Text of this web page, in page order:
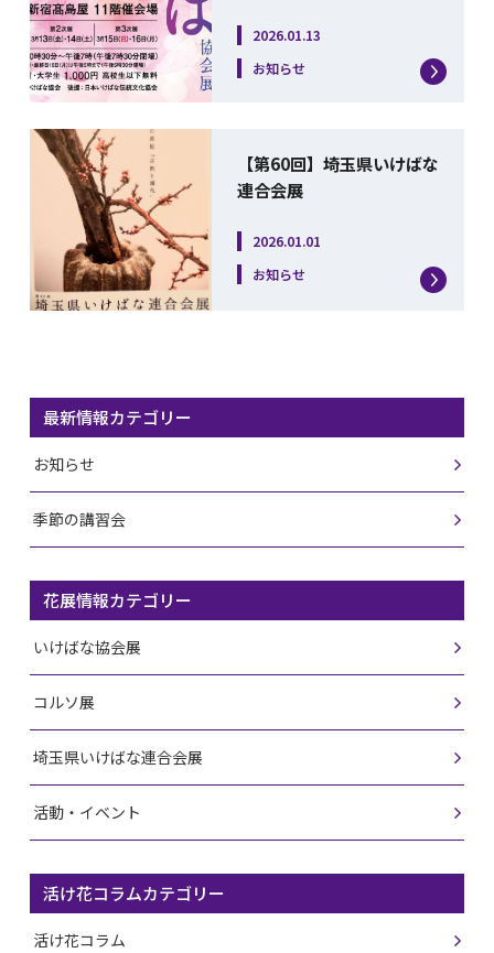
2026.01.13
お知らせ
【第60回】埼玉県いけばな
連合会展
2026.01.01
お知らせ
最新情報カテゴリー
お知らせ
季節の講習会
花展情報カテゴリー
いけばな協会展
コルソ展
埼玉県いけばな連合会展
活動・イベント
活け花コラムカテゴリー
活け花コラム